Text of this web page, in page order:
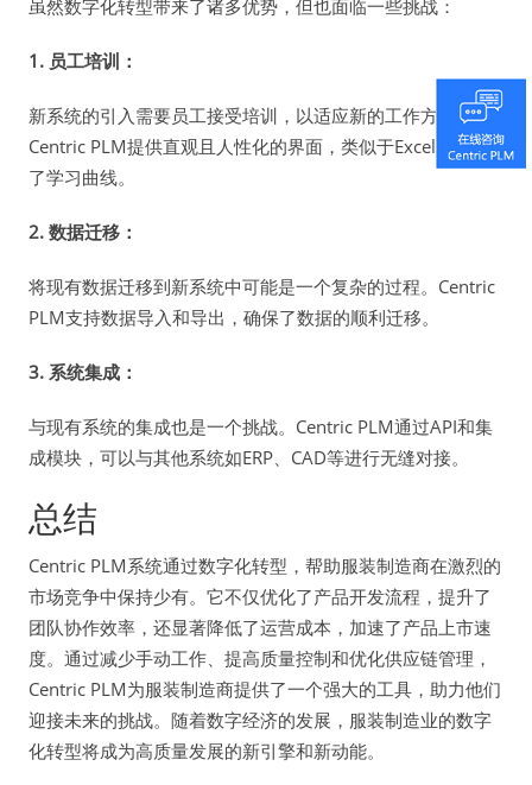
虽然数字化转型带来了诸多优势，但也面临一些挑战：
1. 员工培训：
新系统的引入需要员工接受培训，以适应新的工作方式。
Centric PLM提供直观且人性化的界面，类似于Excel，降低
了学习曲线。
2. 数据迁移：
将现有数据迁移到新系统中可能是一个复杂的过程。Centric
PLM支持数据导入和导出，确保了数据的顺利迁移。
3. 系统集成：
与现有系统的集成也是一个挑战。Centric PLM通过API和集
成模块，可以与其他系统如ERP、CAD等进行无缝对接。
总结
Centric PLM系统通过数字化转型，帮助服装制造商在激烈的
市场竞争中保持少有。它不仅优化了产品开发流程，提升了
团队协作效率，还显著降低了运营成本，加速了产品上市速
度。通过减少手动工作、提高质量控制和优化供应链管理，
Centric PLM为服装制造商提供了一个强大的工具，助力他们
迎接未来的挑战。随着数字经济的发展，服装制造业的数字
化转型将成为高质量发展的新引擎和新动能。